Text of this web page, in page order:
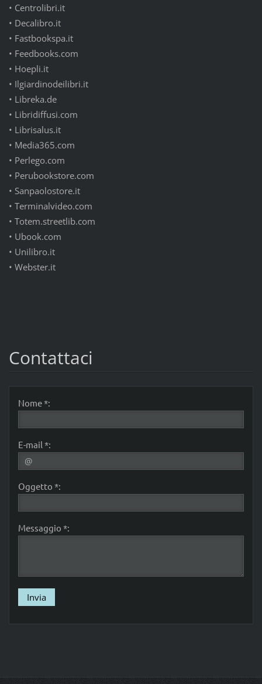
• Centrolibri.it
• Decalibro.it
• Fastbookspa.it
• Feedbooks.com
• Hoepli.it
• Ilgiardinodeilibri.it
• Libreka.de
• Libridiffusi.com
• Librisalus.it
• Media365.com
• Perlego.com
• Perubookstore.com
• Sanpaolostore.it
• Terminalvideo.com
• Totem.streetlib.com
• Ubook.com
• Unilibro.it
• Webster.it
Contattaci
Nome *:
E-mail *:
Oggetto *:
Messaggio *: